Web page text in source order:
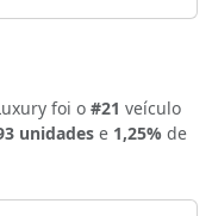
foi o #21 veículo
unidades e 1,25% de